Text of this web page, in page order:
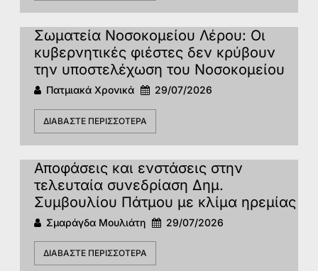
Σωματεία Νοσοκομείου Λέρου: Οι
κυβερνητικές φιέστες δεν κρύβουν
την υποστελέχωση του Νοσοκομείου
Πατμιακά Χρονικά 29/07/2026
ΔΙΑΒΆΣΤΕ ΠΕΡΙΣΣΌΤΕΡΑ
Αποφάσεις και ενστάσεις στην
τελευταία συνεδρίαση Δημ.
Συμβουλίου Πάτμου με κλίμα ηρεμίας
Σμαράγδα Μουλιάτη 29/07/2026
ΔΙΑΒΆΣΤΕ ΠΕΡΙΣΣΌΤΕΡΑ